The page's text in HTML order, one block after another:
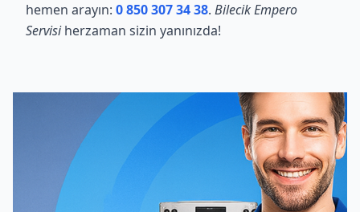
hemen arayın: 0 850 307 34 38. Bilecik Empero
Servisiherzaman sizin yanınızda!